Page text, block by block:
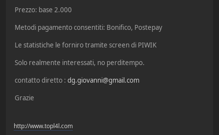
Prezzo: base 2.000
Metodi pagamento consentiti: Bonifico, Postepay
Le statistiche le forniro tramite screen di PIWIK
Solo realmente interessati, no perditempo.
contatto diretto : dg.giovanni@gmail.com
Grazie
http://www.topl4l.com